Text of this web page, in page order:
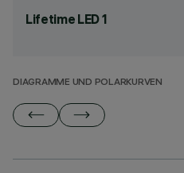
Lifetime LED 1
DIAGRAMME UND POLARKURVEN